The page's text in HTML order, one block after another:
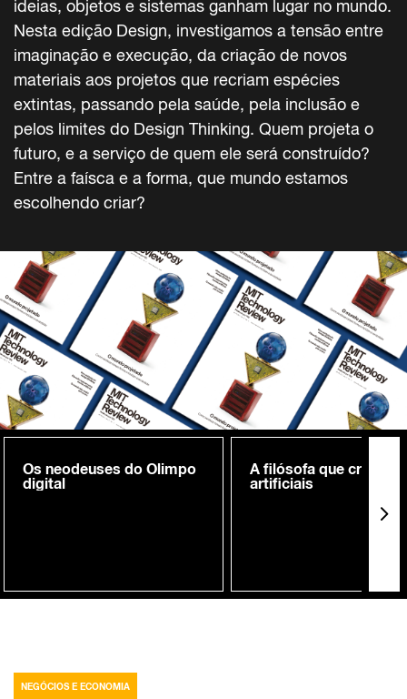
ideias, objetos e sistemas ganham lugar no mundo.
Nesta edição Design, investigamos a tensão entre
imaginação e execução, da criação de novos
materiais aos projetos que recriam espécies
extintas, passando pela saúde, pela inclusão e
pelos limites do Design Thinking. Quem projeta o
futuro, e a serviço de quem ele será construído?
Entre a faísca e a forma, que mundo estamos
escolhendo criar?
Os neodeuses do Olimpo
digital
A filósofa que cria
artificiais
NEGÓCIOS E ECONOMIA